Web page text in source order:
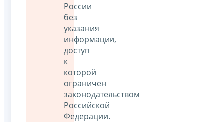
России
без
указания
информации,
доступ
к
которой
ограничен
законодательством
Российской
Федерации.